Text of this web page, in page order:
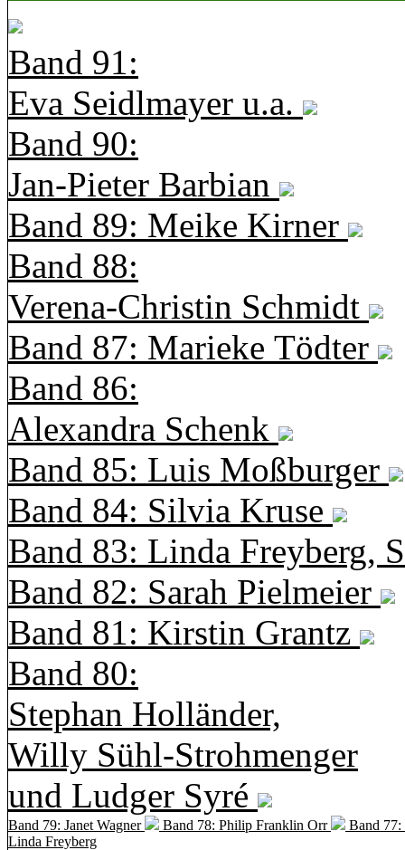
Band 91:
Eva Seidlmayer u.a.
Band 90:
Jan-Pieter Barbian
Band 89: Meike Kirner
Band 88:
Verena-Christin Schmidt
Band 87: Marieke Tödter
Band 86:
Alexandra Schenk
Band 85: Luis Moßburger
Band 84: Silvia Kruse
Band 83: Linda Freyberg,
Band 82: Sarah Pielmeier
Band 81: Kirstin Grantz
Band 80:
Stephan Holländer,
Willy Sühl-Strohmenger
und Ludger Syré
Band 79: Janet Wagner Band 78: Philip Franklin Orr
Band
Linda Freyberg